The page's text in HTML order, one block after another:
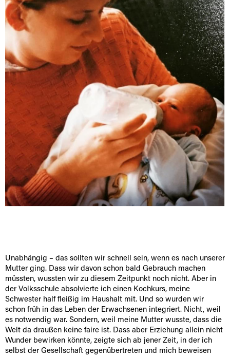
Unabhängig – das sollten wir schnell sein, wenn es nach unserer
Mutter ging. Dass wir davon schon bald Gebrauch machen
müssten, wussten wir zu diesem Zeitpunkt noch nicht. Aber in
der Volksschule absolvierte ich einen Kochkurs, meine
Schwester half fleißig im Haushalt mit. Und so wurden wir
schon früh in das Leben der Erwachsenen integriert. Nicht, weil
es notwendig war. Sondern, weil meine Mutter wusste, dass die
Welt da draußen keine faire ist. Dass aber Erziehung allein nicht
Wunder bewirken könnte, zeigte sich ab jener Zeit, in der ich
selbst der Gesellschaft gegenübertreten und mich beweisen